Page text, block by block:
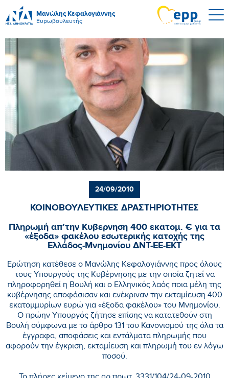
Μανώλης Κεφαλογιάννης
Ευρωβουλευτής
24/09/2010
ΚΟΙΝΟΒΟΥΛΕΥΤΙΚΕΣ ΔΡΑΣΤΗΡΙΟΤΗΤΕΣ
Πληρωμή απ’την Κυβερνηση 400 εκατομ. € για τα
«έξοδα» φακέλου εσωτερικής κατοχής της
Ελλάδος-Μνημονίου ΔΝΤ-ΕΕ-ΕΚΤ
Ερώτηση κατέθεσε ο Μανώλης Κεφαλογιάννης προς όλους
τους Υπουργούς της Κυβέρνησης με την οποία ζητεί να
πληροφορηθεί η Βουλή και ο Ελληνικός λαός ποια μέλη της
κυβέρνησης αποφάσισαν και ενέκριναν την εκταμίευση 400
εκατομμυρίων ευρώ για «έξοδα φακέλου» του Μνημονίου.
Ο πρώην Υπουργός ζήτησε επίσης να κατατεθούν στη
Βουλή σύμφωνα με το άρθρο 131 του Κανονισμού της όλα τα
έγγραφα, αποφάσεις και εντάλματα πληρωμής που
αφορούν την έγκριση, εκταμίευση και πληρωμή του εν λόγω
ποσού.